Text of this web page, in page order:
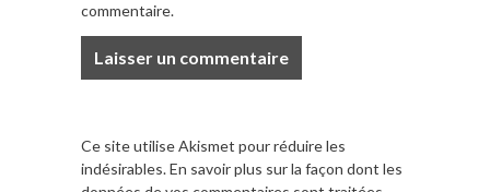
commentaire.
Ce site utilise Akismet pour réduire les
indésirables.En savoir plus sur la façon dont les